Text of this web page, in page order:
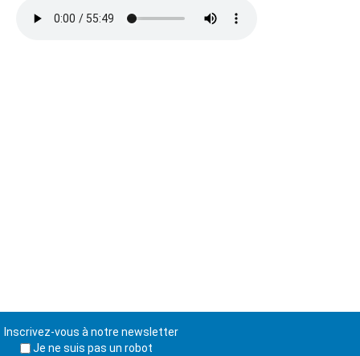
Inscrivez-vous à notre newsletter
Je ne suis pas un robot